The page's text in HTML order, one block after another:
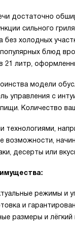
достаточно
сильного
без холодных
блюд
литр,
модели
управления с
Количество
технологиями,
возможности,
десерты или
режимы и
и
размеры и лёгкий